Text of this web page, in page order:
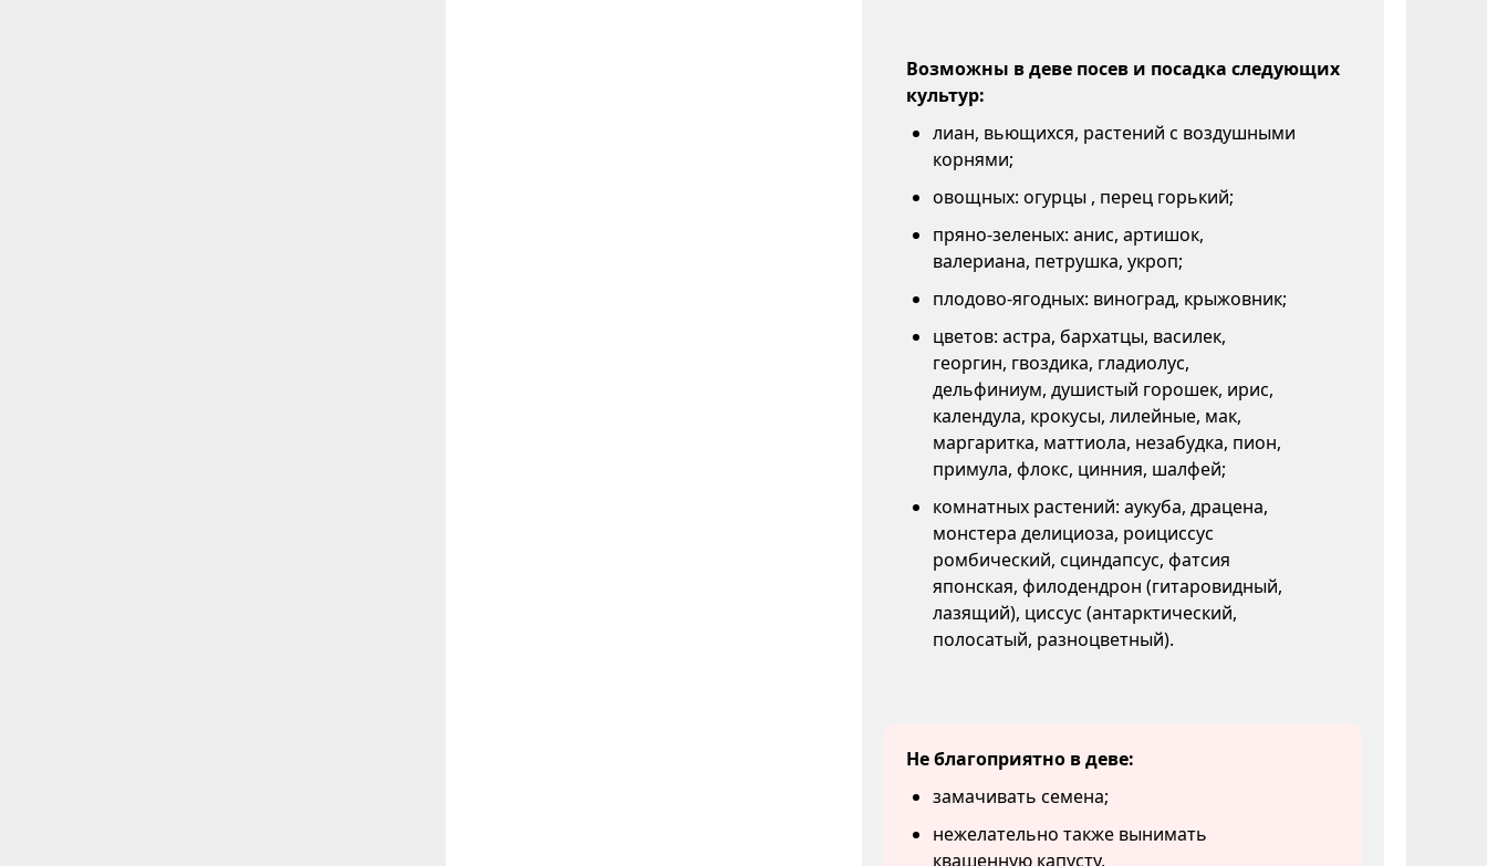
Возможны в деве посев и посадка следующих
культур:
лиан, вьющихся, растений с воздушными
корнями;
овощных: огурцы , перец горький;
пряно-зеленых: анис, артишок,
валериана, петрушка, укроп;
плодово-ягодных: виноград, крыжовник;
цветов: астра, бархатцы, василек,
георгин, гвоздика, гладиолус,
дельфиниум, душистый горошек, ирис,
календула, крокусы, лилейные, мак,
маргаритка, маттиола, незабудка, пион,
примула, флокс, цинния, шалфей;
комнатных растений: аукуба, драцена,
монстера делициоза, роициссус
ромбический, сциндапсус, фатсия
японская, филодендрон (гитаровидный,
лазящий), циссус (антарктический,
полосатый, разноцветный).
Не благоприятно в деве:
замачивать семена;
нежелательно также вынимать
квашенную капусту.